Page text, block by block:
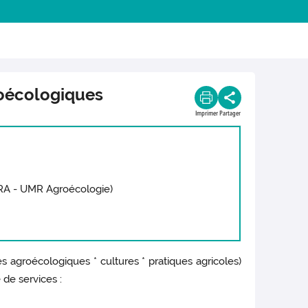
Imprimer Partager
- UMR Agroécologie)
agroécologiques * cultures * pratiques agricoles)
services :